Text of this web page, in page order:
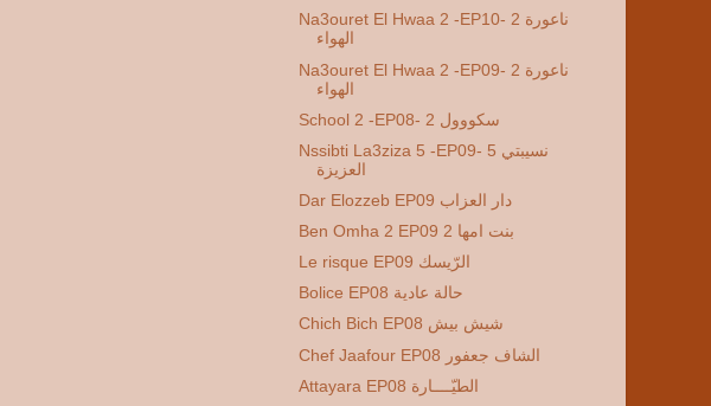
Na3ouret El Hwaa 2 -EP10- 2 ناعورة
الهواء
Na3ouret El Hwaa 2 -EP09- 2 ناعورة
الهواء
School 2 -EP08- 2 سكووول
Nssibti La3ziza 5 -EP09- 5 نسيبتي
العزيزة
Dar Elozzeb EP09 دار العزاب
Ben Omha 2 EP09 2 بنت امها
Le risque EP09 الرّيسك
Bolice EP08 حالة عادية
Chich Bich EP08 شيش بيش
Chef Jaafour EP08 الشاف جعفور
Attayara EP08 الطيّــــارة